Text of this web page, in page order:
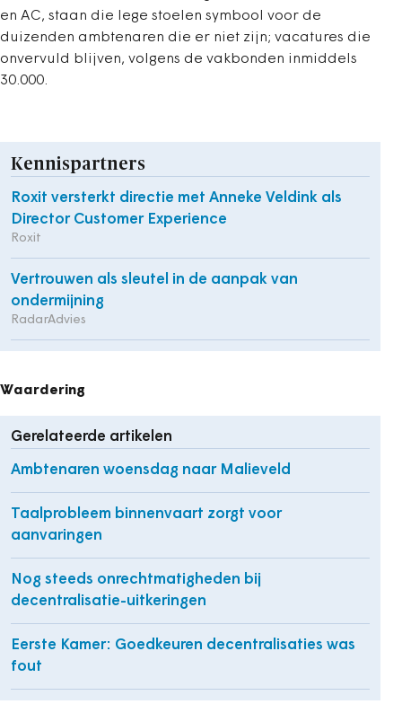
en AC, staan die lege stoelen symbool voor de
duizenden ambtenaren die er niet zijn; vacatures die
onvervuld blijven, volgens de vakbonden inmiddels
30.000.
Kennispartners
Roxit versterkt directie met Anneke Veldink als
Director Customer Experience
Roxit
Vertrouwen als sleutel in de aanpak van
ondermijning
RadarAdvies
Waardering
Gerelateerde artikelen
Ambtenaren woensdag naar Malieveld
Taalprobleem binnenvaart zorgt voor
aanvaringen
Nog steeds onrechtmatigheden bij
decentralisatie-uitkeringen
Eerste Kamer: Goedkeuren decentralisaties was
fout